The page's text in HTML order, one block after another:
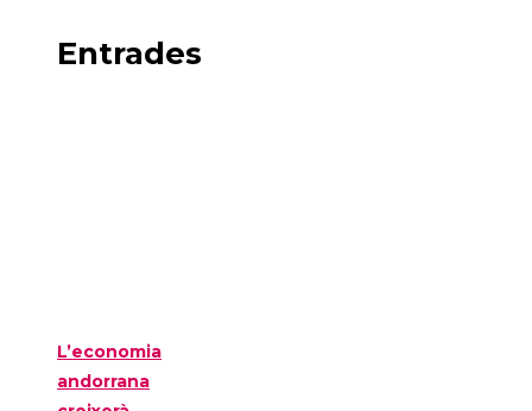
Entrades
L’economia
andorrana